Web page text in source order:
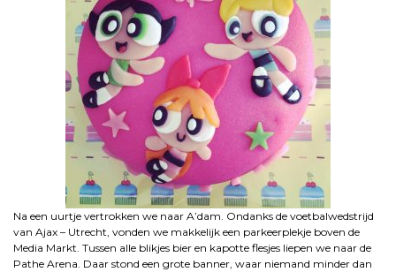
Na een uurtje vertrokken we naar A’dam. Ondanks de voetbalwedstrijd
van Ajax – Utrecht, vonden we makkelijk een parkeerplekje boven de
Media Markt. Tussen alle blikjes bier en kapotte flesjes liepen we naar de
Pathe Arena. Daar stond een grote banner, waar niemand minder dan